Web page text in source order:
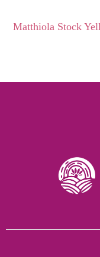
Matthiola Stock